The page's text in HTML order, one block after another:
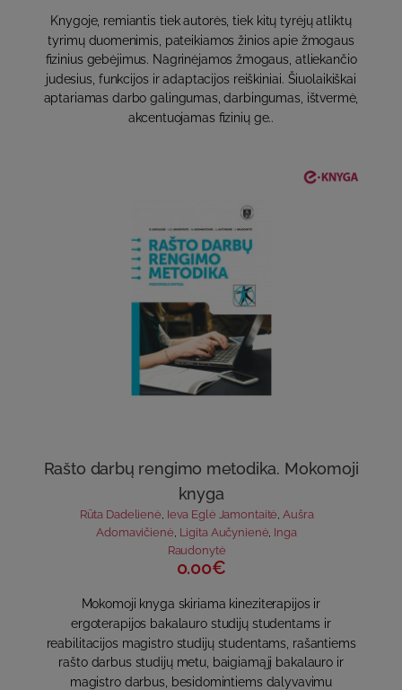
Knygoje, remiantis tiek autorės, tiek kitų tyrėjų atliktų
tyrimų duomenimis, pateikiamos žinios apie žmogaus
fizinius gebėjimus. Nagrinėjamos žmogaus, atliekančio
judesius, funkcijos ir adaptacijos reiškiniai. Šiuolaikiškai
aptariamas darbo galingumas, darbingumas, ištvermė,
akcentuojamas fizinių ge..
Rašto darbų rengimo metodika. Mokomoji
knyga
Rūta Dadelienė, Ieva Eglė Jamontaitė,Aušra
Adomavičienė, Ligita Aučynienė, Inga
Raudonytė
0.00€
Mokomoji knyga skiriama kineziterapijos ir
ergoterapijos bakalauro studijų studentams ir
reabilitacijos magistro studijų studentams, rašantiems
rašto darbus studijų metu, baigiamąjį bakalauro ir
magistro darbus, besidomintiems dalyvavimu